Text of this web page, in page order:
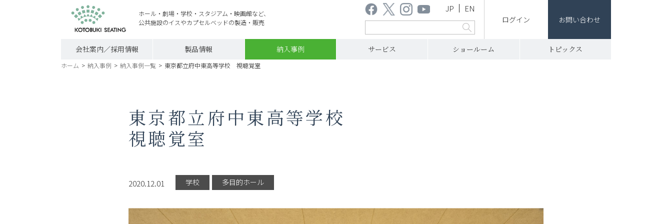
ホール・劇場・学校・スタジアム・映画館など、
公共施設のイスやカプセルベッドの製造・販売
ログイン お問い合わせ
JP EN
会社案内／採用情報 製品情報 納入事例 サービス ショールーム トピックス
ホーム > 納入事例 > 納入事例一覧 > 東京都立府中東高等学校 視聴覚室
東京都立府中東高等学校
視聴覚室
2020.12.01 学校 多目的ホール